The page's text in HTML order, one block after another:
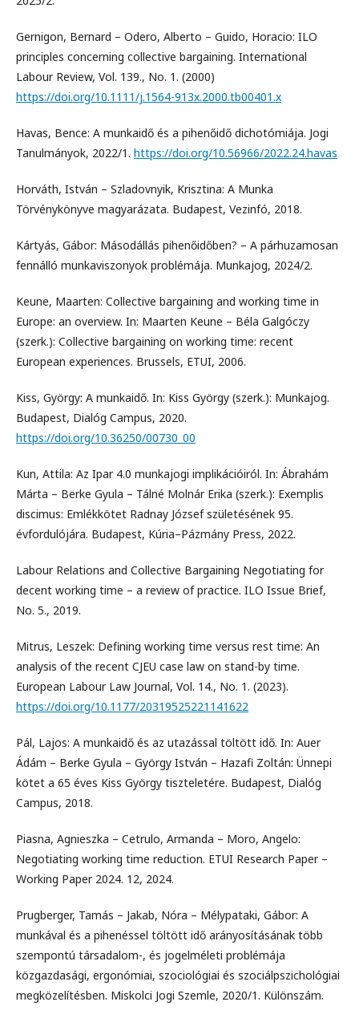
Gernigon, Bernard – Odero, Alberto – Guido, Horacio: ILO
principles concerning collective bargaining. International
Labour Review, Vol. 139., No. 1. (2000)
https://doi.org/10.1111/j.1564-913x.2000.tb00401.x
Havas, Bence: A munkaidő és a pihenőidő dichotómiája. Jogi
Tanulmányok, 2022/1. https://doi.org/10.56966/2022.24.havas
Horváth, István – Szladovnyik, Krisztina: A Munka
Törvénykönyve magyarázata. Budapest, Vezinfó, 2018.
Kártyás, Gábor: Másodállás pihenőidőben? – A párhuzamosan
fennálló munkaviszonyok problémája. Munkajog, 2024/2.
Keune, Maarten: Collective bargaining and working time in
Europe: an overview. In: Maarten Keune – Béla Galgóczy
(szerk.): Collective bargaining on working time: recent
European experiences. Brussels, ETUI, 2006.
Kiss, György: A munkaidő. In: Kiss György (szerk.): Munkajog.
Budapest, Dialóg Campus, 2020.
https://doi.org/10.36250/00730_00
Kun, Attila: Az Ipar 4.0 munkajogi implikációiról. In: Ábrahám
Márta – Berke Gyula – Tálné Molnár Erika (szerk.): Exemplis
discimus: Emlékkötet Radnay József születésének 95.
évfordulójára. Budapest, Kúria–Pázmány Press, 2022.
Labour Relations and Collective Bargaining Negotiating for
decent working time – a review of practice. ILO Issue Brief,
No. 5., 2019.
Mitrus, Leszek: Defining working time versus rest time: An
analysis of the recent CJEU case law on stand-by time.
European Labour Law Journal, Vol. 14., No. 1. (2023).
https://doi.org/10.1177/20319525221141622
Pál, Lajos: A munkaidő és az utazással töltött idő. In: Auer
Ádám – Berke Gyula – György István – Hazafi Zoltán: Ünnepi
kötet a 65 éves Kiss György tiszteletére. Budapest, Dialóg
Campus, 2018.
Piasna, Agnieszka – Cetrulo, Armanda – Moro, Angelo:
Negotiating working time reduction. ETUI Research Paper –
Working Paper 2024. 12, 2024.
Prugberger, Tamás – Jakab, Nóra – Mélypataki, Gábor: A
munkával és a pihenéssel töltött idő arányosításának több
szempontú társadalom-, és jogelméleti problémája
közgazdasági, ergonómiai, szociológiai és szociálpszichológiai
megközelítésben. Miskolci Jogi Szemle, 2020/1. Különszám.